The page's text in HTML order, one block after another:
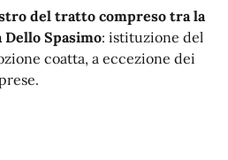
del tratto compreso tra la
Spasimo: istituzione del
coatta, a eccezione dei